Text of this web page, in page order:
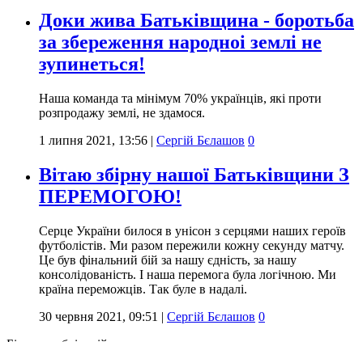
Доки жива Батьківщина - боротьба
за збереження народноі землі не
зупинеться!
Наша команда та мінімум 70% українців, які проти
розпродажу землі, не здамося.
1 липня 2021, 13:56 | Сергій Бєлашов 0
Вітаю збірну нашої Батьківщини З
ПЕРЕМОГОЮ!
Серце України билося в унісон з серцями наших героїв
футболістів. Ми разом пережили кожну секунду матчу.
Це був фінальний бій за нашу єдність, за нашу
консолідованість. І наша перемога була логічною. Ми
країна переможців. Так буле в надалі.
30 червня 2021, 09:51 | Сергій Бєлашов 0